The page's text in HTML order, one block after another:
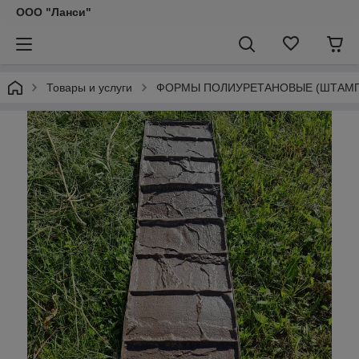
ООО "Ланси"
Товары и услуги ФОРМЫ ПОЛИУРЕТАНОВЫЕ